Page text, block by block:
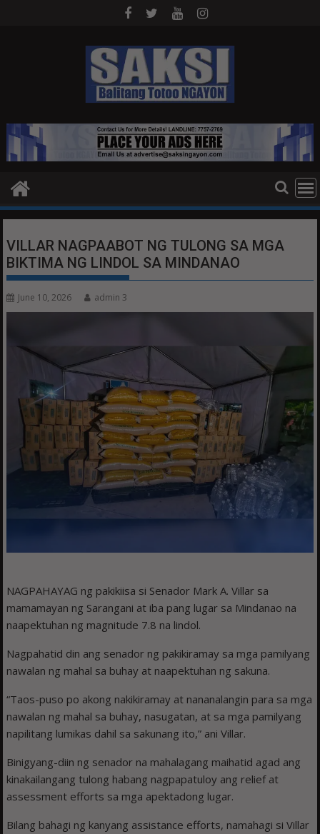
VILLAR NAGPAABOT NG TULONG SA MGA
BIKTIMA NG LINDOL SA MINDANAO
June 10, 2026 admin 3
NAGPAHAYAG ng pakikiisa si Senador Mark A. Villar sa
mamamayan ng Sarangani at iba pang lugar sa Mindanao na
naapektuhan ng magnitude 7.8 na lindol.
Nagpahatid din ang senador ng pakikiramay sa mga pamilyang
nawalan ng mahal sa buhay at naapektuhan ng sakuna.
“Taos-puso po akong nakikiramay at nananalangin para sa mga
nawalan ng mahal sa buhay, nasugatan, at sa mga pamilyang
napilitang lumikas dahil sa sakunang ito,” ani Villar.
Binigyang-diin ng senador na mahalagang maihatid agad ang
kinakailangang tulong habang nagpapatuloy ang relief at
assessment efforts sa mga apektadong lugar.
Bilang bahagi ng kanyang assistance efforts, namahagi si Villar